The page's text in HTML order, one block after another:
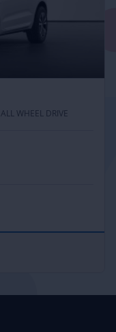
ALL WHEEL DRIVE